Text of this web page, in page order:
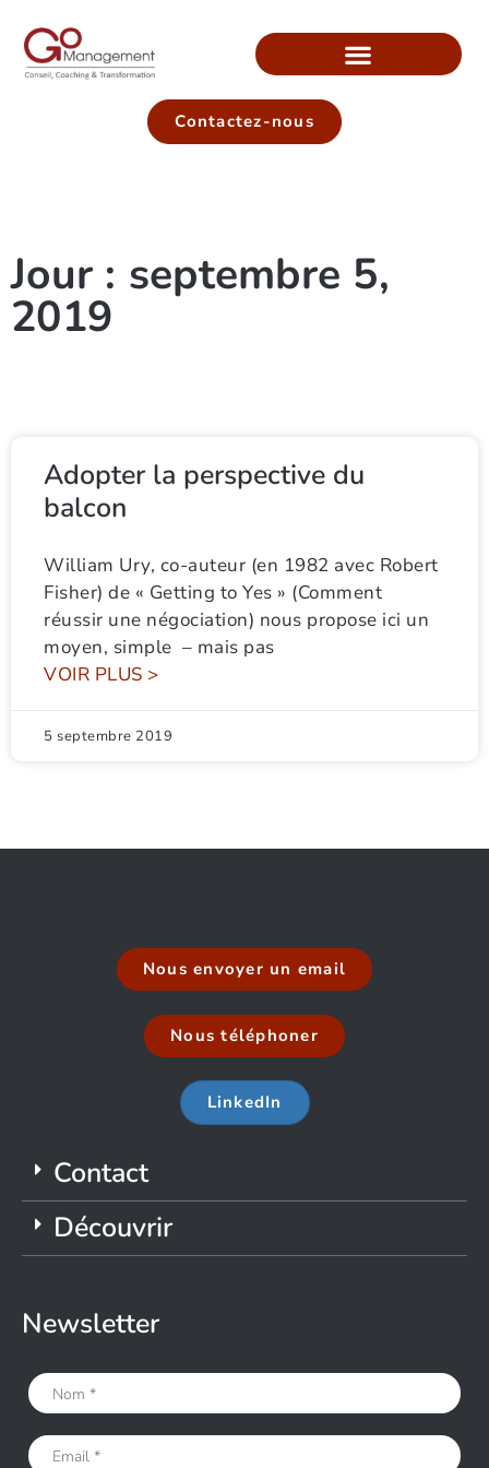
Contactez-nous
Jour : septembre 5,
2019
Adopter la perspective du
balcon
William Ury, co-auteur (en 1982 avec Robert
Fisher) de « Getting to Yes » (Comment
réussir une négociation) nous propose ici un
moyen, simple – mais pas
VOIR PLUS >
5 septembre 2019
Nous envoyer un email
Nous téléphoner
LinkedIn
Contact
Découvrir
Newsletter